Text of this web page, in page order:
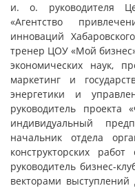
и. о. руководителя
«Агентство
инноваций
тренер ЦОУ «Мой
экономических наук,
маркетинг и
энергетики и
руководитель проекта
индивидуальный
начальник отдела
конструкторских
руководитель бизнес-
векторами выступлений